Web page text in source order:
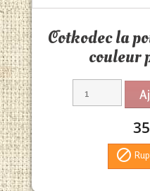
Cotkodec la
couleur
